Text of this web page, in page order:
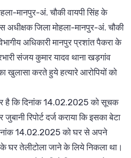
मानपुर-अं. चौकी वायपी सिंह के
अधीक्षक जिला मोहला-मानपुर-अं. चौकी
अधिकारी मानपुर प्रशांत पैकरा के
संजय कुमार यादव थाना खड़गांव
खुलासा करते हुये हत्यारे आरोपियों को
है कि दिनांक 14.02.2025 को सूचक
रिपोर्ट दर्ज कराया कि इसका बेटा
14.02.2025 को घर से अपने
घर तेलीटोला जाने के लिये निकला था।